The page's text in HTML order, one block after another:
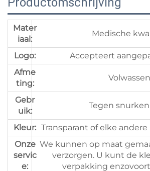
Mater
iaal:
Medische
Logo:
Accepteert
Afme
ting:
Volwassen
Gebr
uik:
Tegen
Kleur: Transparant of elke
Onze
servic
e:
We kunnen op maat
verzorgen. U kunt de
verpakking